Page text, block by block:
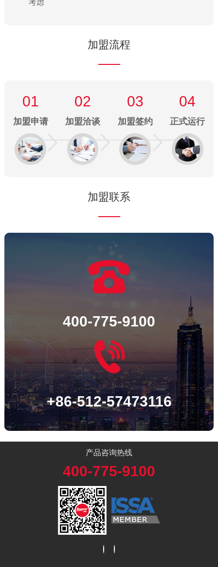
考虑
加盟流程
01
加盟申请
02
加盟洽谈
03
加盟签约
04
正式运行
加盟联系
400-775-9100
+86-512-57473116
产品咨询热线
400-775-9100